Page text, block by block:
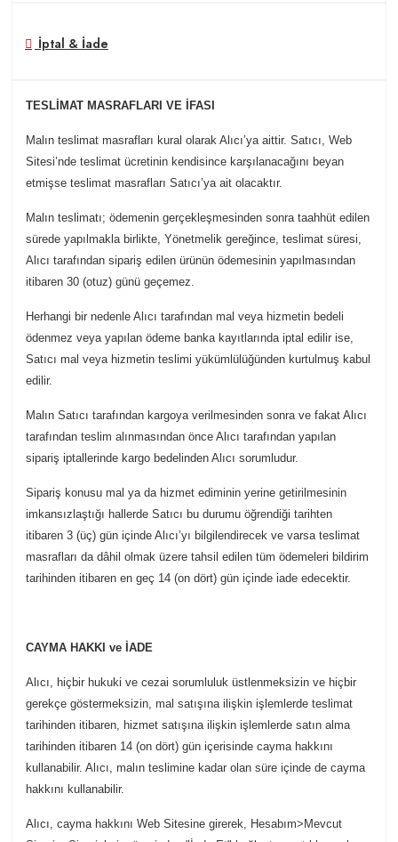
İptal & İade
TESLİMAT MASRAFLARI VE İFASI
Malın teslimat masrafları kural olarak Alıcı’ya aittir. Satıcı, Web
Sitesi’nde teslimat ücretinin kendisince karşılanacağını beyan
etmişse teslimat masrafları Satıcı’ya ait olacaktır.
Malın teslimatı; ödemenin gerçekleşmesinden sonra taahhüt edilen
sürede yapılmakla birlikte, Yönetmelik gereğince, teslimat süresi,
Alıcı tarafından sipariş edilen ürünün ödemesinin yapılmasından
itibaren 30 (otuz) günü geçemez.
Herhangi bir nedenle Alıcı tarafından mal veya hizmetin bedeli
ödenmez veya yapılan ödeme banka kayıtlarında iptal edilir ise,
Satıcı mal veya hizmetin teslimi yükümlülüğünden kurtulmuş kabul
edilir.
Malın Satıcı tarafından kargoya verilmesinden sonra ve fakat Alıcı
tarafından teslim alınmasından önce Alıcı tarafından yapılan
sipariş iptallerinde kargo bedelinden Alıcı sorumludur.
Sipariş konusu mal ya da hizmet ediminin yerine getirilmesinin
imkansızlaştığı hallerde Satıcı bu durumu öğrendiği tarihten
itibaren 3 (üç) gün içinde Alıcı’yı bilgilendirecek ve varsa teslimat
masrafları da dâhil olmak üzere tahsil edilen tüm ödemeleri bildirim
tarihinden itibaren en geç 14 (on dört) gün içinde iade edecektir.
CAYMA HAKKI ve İADE
Alıcı, hiçbir hukuki ve cezai sorumluluk üstlenmeksizin ve hiçbir
gerekçe göstermeksizin, mal satışına ilişkin işlemlerde teslimat
tarihinden itibaren, hizmet satışına ilişkin işlemlerde satın alma
tarihinden itibaren 14 (on dört) gün içerisinde cayma hakkını
kullanabilir. Alıcı, malın teslimine kadar olan süre içinde de cayma
hakkını kullanabilir.
Alıcı, cayma hakkını Web Sitesine girerek, Hesabım>Mevcut